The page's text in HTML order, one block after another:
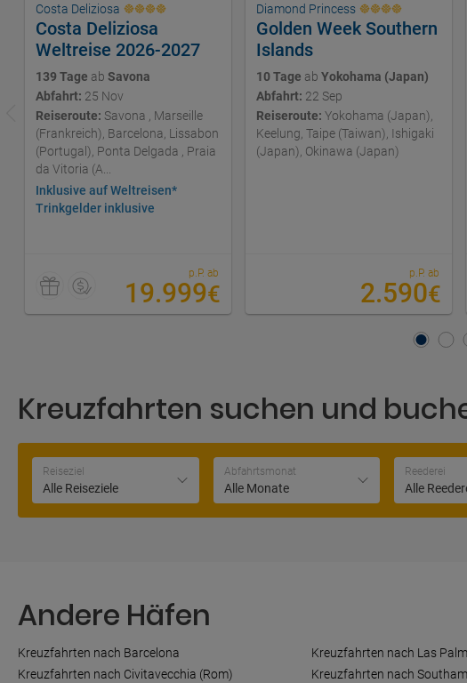
Costa Deliziosa
Costa Deliziosa
Weltreise 2026-2027
139 Tage ab Savona
Abfahrt: 25 Nov
Reiseroute: Savona , Marseille
(Frankreich), Barcelona, Lissabon
(Portugal), Ponta Delgada , Praia
da Vitoria (A...
Inklusive auf Weltreisen*
Trinkgelder inklusive
p.P. ab
19.999€
Diamond Princess
Golden Week Southern
Islands
10 Tage ab Yokohama (Japan)
Abfahrt: 22 Sep
Reiseroute: Yokohama (Japan),
Keelung, Taipe (Taiwan), Ishigaki
(Japan), Okinawa (Japan)
p.P. ab
2.590€
Kreuzfahrten suchen und
Reiseziel
Alle Reiseziele
Abfahrtsmonat
Alle Monate
Reederei
Alle
Andere Häfen
Kreuzfahrten nach Barcelona
Kreuzfahrten nach Civitavecchia (Rom)
Kreuzfahrten nach Las
Kreuzfahrten nach